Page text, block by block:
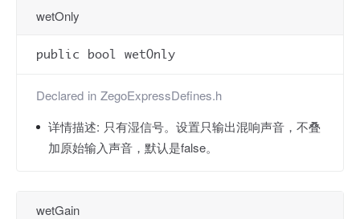
wetOnly
public bool wetOnly
Declared in ZegoExpressDefines.h
详情描述: 只有湿信号。设置只输出混响声音，不叠
加原始输入声音，默认是false。
wetGain